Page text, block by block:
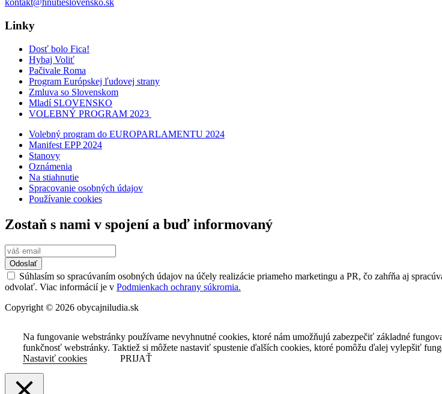
kontakt@hnutieslovensko.sk
Linky
Dosť bolo Fica!
Hybaj Voliť
Pačivale Roma
Program Európskej ľudovej strany
Zmluva so Slovenskom
Mladí SLOVENSKO
VOLEBNÝ PROGRAM 2023
Volebný program do EUROPARLAMENTU 2024
Manifest EPP 2024
Stanovy
Oznámenia
Na stiahnutie
Spracovanie osobných údajov
Používanie cookies
Zostaň s nami v spojení a buď informovaný
Odoslať
Súhlasím so spracúvaním osobných údajov na účely realizácie priameho marketingu a PR, čo zahŕňa aj
odvolať. Viac informácií je v Podmienkach ochrany súkromia.
Copyright © 2026 obycajniludia.sk
Na fungovanie webstránky používame nevyhnutné cookies, ktoré nám umožňujú zabezpečiť základné
funkčnosť webstránky. Taktiež si môžete nastaviť spustenie ďalších cookies, ktoré pomôžu ďalej vylepšiť
Nastaviť cookies
PRIJAŤ